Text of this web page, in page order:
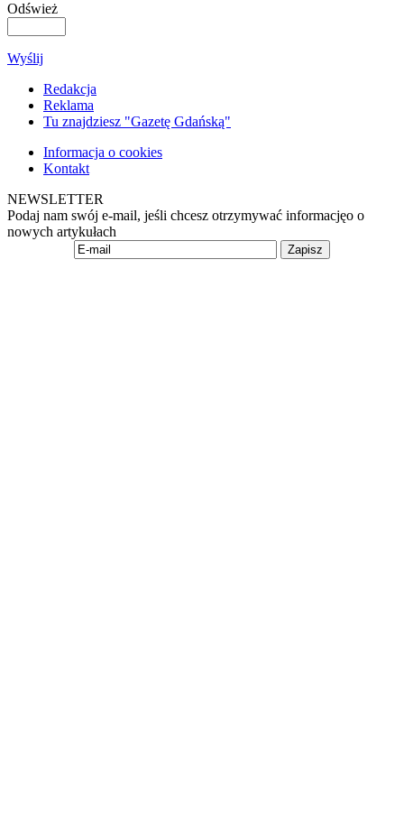
Odśwież
Wyślij
Redakcja
Reklama
Tu znajdziesz "Gazetę Gdańską"
Informacja o cookies
Kontakt
NEWSLETTER
Podaj nam swój e-mail, jeśli chcesz otrzymywać informacjęo o
nowych artykułach
Zapisz